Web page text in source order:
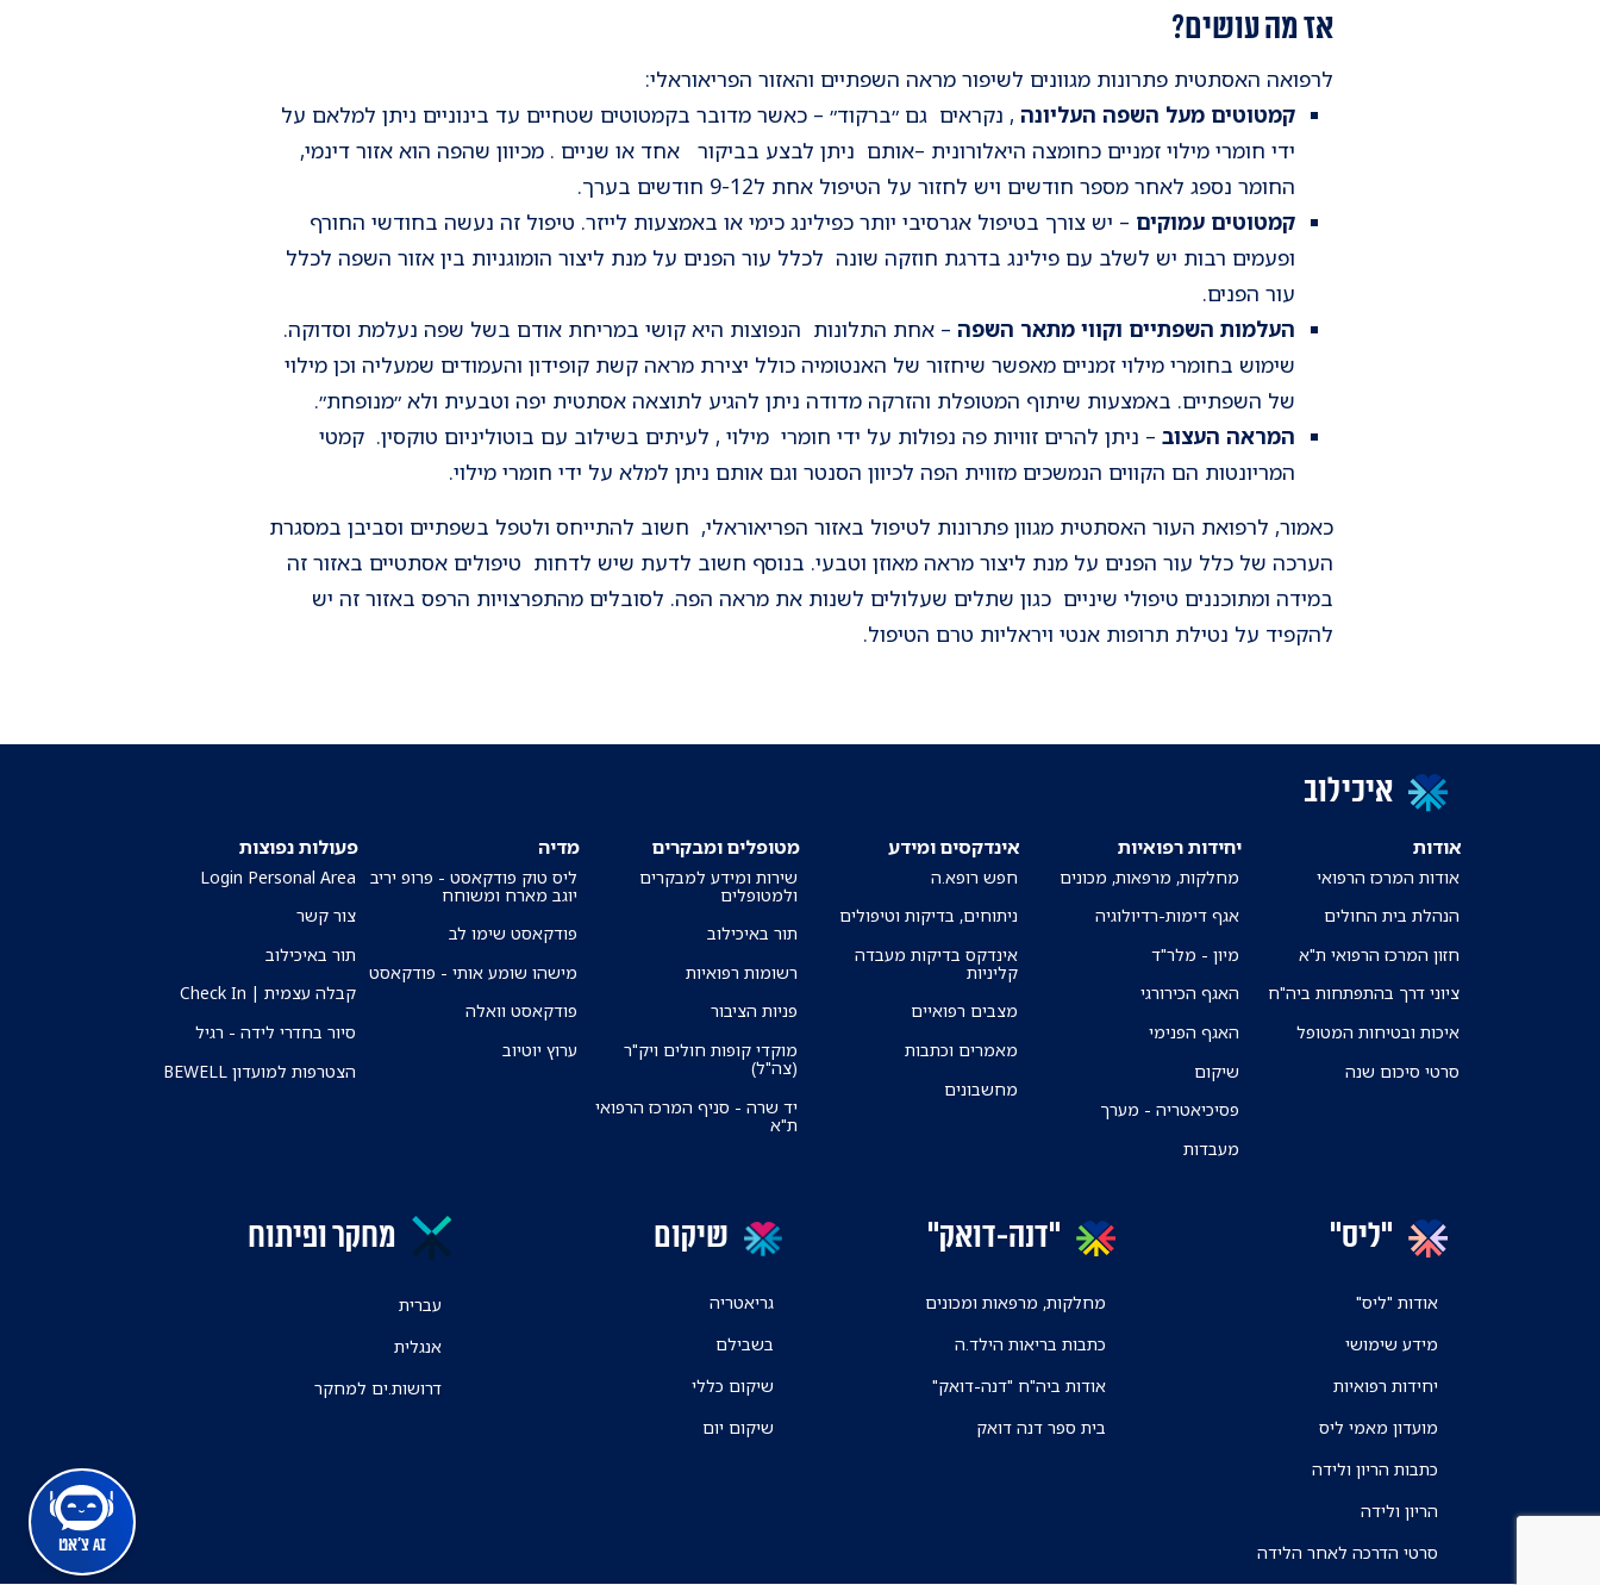
AI צ'אט
אז מה עושים?
לרפואה האסתטית פתרונות מגוונים לשיפור מראה השפתיים והאזור הפריאוראלי:
קמטוטים מעל השפה העליונה , נקראים גם ״ברקוד״ – כאשר מדובר בקמטוטים שטחיים עד בינוניים ניתן למלאם על
ידי חומרי מילוי זמניים כחומצה היאלורונית –אותם ניתן לבצע בביקור אחד או שניים . מכיוון שהפה הוא אזור דינמי,
החומר נספג לאחר מספר חודשים ויש לחזור על הטיפול אחת ל9-12 חודשים בערך.
קמטוטים עמוקים – יש צורך בטיפול אגרסיבי יותר כפילינג כימי או באמצעות לייזר. טיפול זה נעשה בחודשי החורף
ופעמים רבות יש לשלב עם פילינג בדרגת חוזקה שונה לכלל עור הפנים על מנת ליצור הומוגניות בין אזור השפה לכלל
עור הפנים.
העלמות השפתיים וקווי מתאר השפה – אחת התלונות הנפוצות היא קושי במריחת אודם בשל שפה נעלמת וסדוקה.
שימוש בחומרי מילוי זמניים מאפשר שיחזור של האנטומיה כולל יצירת מראה קשת קופידון והעמודים שמעליה וכן מילוי
של השפתיים. באמצעות שיתוף המטופלת והזרקה מדודה ניתן להגיע לתוצאה אסתטית יפה וטבעית ולא ״מנופחת״.
המראה העצוב – ניתן להרים זוויות פה נפולות על ידי חומרי מילוי , לעיתים בשילוב עם בוטוליניום טוקסין. קמטי
המריונטות הם הקווים הנמשכים מזווית הפה לכיוון הסנטר וגם אותם ניתן למלא על ידי חומרי מילוי.
כאמור, לרפואת העור האסתטית מגוון פתרונות לטיפול באזור הפריאוראלי, חשוב להתייחס ולטפל בשפתיים וסביבן במסגרת
הערכה של כלל עור הפנים על מנת ליצור מראה מאוזן וטבעי. בנוסף חשוב לדעת שיש לדחות טיפולים אסתטיים באזור זה
במידה ומתוכננים טיפולי שיניים כגון שתלים שעלולים לשנות את מראה הפה. לסובלים מהתפרצויות הרפס באזור זה יש
להקפיד על נטילת תרופות אנטי ויראליות טרם הטיפול.
איכילוב
אודות
אודות המרכז הרפואי
הנהלת בית החולים
חזון המרכז הרפואי ת"א
ציוני דרך בהתפתחות ביה"ח
איכות ובטיחות המטופל
סרטי סיכום שנה
יחידות רפואיות
מחלקות, מרפאות, מכונים
אגף דימות-רדיולוגיה
מיון - מלר"ד
האגף הכירורגי
האגף הפנימי
שיקום
פסיכיאטריה - מערך
מעבדות
אינדקסים ומידע
חפש רופא.ה
ניתוחים, בדיקות וטיפולים
אינדקס בדיקות מעבדה
קליניות
מצבים רפואיים
מאמרים וכתבות
מחשבונים
מטופלים ומבקרים
שירות ומידע למבקרים
ולמטופלים
תור באיכילוב
רשומות רפואיות
פניות הציבור
מוקדי קופות חולים ויק"ר
(צה"ל)
יד שרה - סניף המרכז הרפואי
ת"א
מדיה
ליס טוק פודקאסט - פרופ יריב
יוגב מארח ומשוחח
פודקאסט שימו לב
מישהו שומע אותי - פודקאסט
פודקאסט וואלה
ערוץ יוטיוב
פעולות נפוצות
Login Personal Area
צור קשר
תור באיכילוב
קבלה עצמית | Check In
סיור בחדרי לידה - רגיל
הצטרפות למועדון BEWELL
"ליס"
אודות "ליס"
מידע שימושי
יחידות רפואיות
מועדון מאמי ליס
כתבות הריון ולידה
הריון ולידה
סרטי הדרכה לאחר הלידה
"דנה-דואק"
מחלקות, מרפאות ומכונים
כתבות בריאות הילד.ה
אודות ביה"ח "דנה-דואק"
בית ספר דנה דואק
שיקום
גריאטריה
בשבילם
שיקום כללי
שיקום יום
מחקר ופיתוח
עברית
אנגלית
דרושות.ים למחקר